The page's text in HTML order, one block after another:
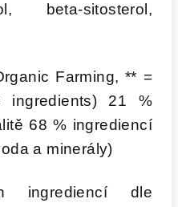
beta-sitosterol,
Farming, ** =
ingredients) 21 %
68 % ingrediencí
a minerály)
ingrediencí dle